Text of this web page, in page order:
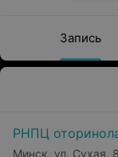
Запись
РНПЦ
Минск, ул. Сухая, 8